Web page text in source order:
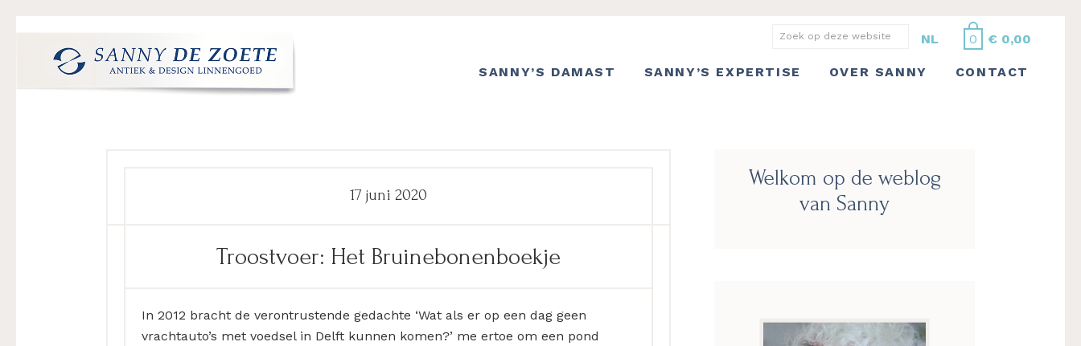
hoofdnavigatie
hoofd
eerste
voettekst
0 € 0,00
Zoek
deze
NL
SANNY’S DAMAST SANNY’S EXPERTISE OVER SANNY CONTACT
Troostvoer: Het Bruinebonenboekje
17 juni 2020
In 2012 bracht de verontrustende gedachte ‘Wat als er op een dag geen
vrachtauto’s met voedsel in Delft kunnen komen?’ me ertoe om een pond
Sidebar
Welkom op de weblog
van Sanny